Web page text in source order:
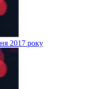
2017 року